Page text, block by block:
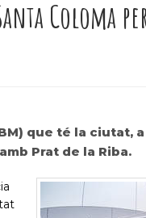
Coloma
que té la ciutat, a
Prat de la Riba.